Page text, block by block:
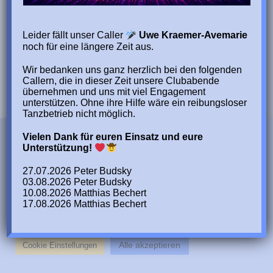
Impressum & Datenschutz Board Cloud-Login Home
Copyright Mannheim Old West Squares e.V. - 2026
Diese Webseite verwendet Cookies
Wir verwenden Cookies auf unserer Website, um Ihnen ein
möglichst relevantes Erlebnis zu bieten, indem wir uns an
Ihre Präferenzen und wiederholten Besuche erinnern. Indem
Sie auf „Alle akzeptieren“ klicken, stimmen Sie der
Verwendung ALLER Cookies zu. Sie können jedoch die
„Cookie-Einstellungen“ aufrufen, um eine kontrollierte
Cookie Einstellungen Alle akzeptieren
Leider fällt unser Caller
Uwe Kraemer-Avemarie
noch für eine längere Zeit aus.
Wir bedanken uns ganz herzlich bei den folgenden
Callern, die in dieser Zeit unsere Clubabende
übernehmen und uns mit viel Engagement
unterstützen. Ohne ihre Hilfe wäre ein reibungsloser
Tanzbetrieb nicht möglich.
Vielen Dank für euren Einsatz und eure
Unterstützung!
27.07.2026 Peter Budsky
03.08.2026 Peter Budsky
10.08.2026 Matthias Bechert
17.08.2026 Matthias Bechert